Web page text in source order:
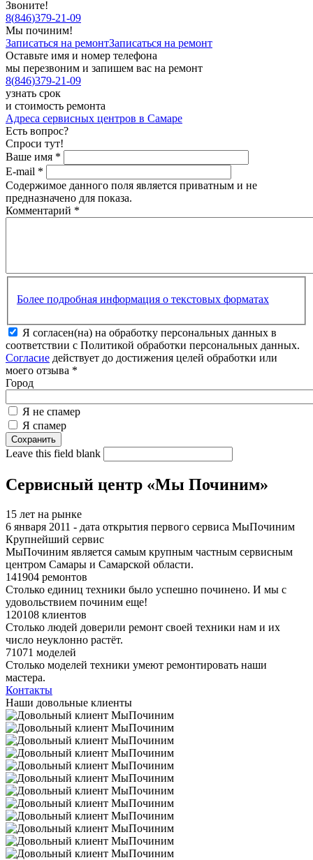
Звоните!
8(846)379-21-09
Мы починим!
Записаться на ремонтЗаписаться на ремонт
Оставьте имя и номер телефона
мы перезвоним и запишем вас на ремонт
8(846)379-21-09
узнать срок
и стоимость ремонта
Адреса сервисных центров в Самаре
Есть вопрос?
Спроси тут!
Ваше имя *
E-mail *
Содержимое данного поля является приватным и не
предназначено для показа.
Комментарий *
Более подробная информация о текстовых форматах
Я согласен(на) на обработку персональных данных в
соответствии с Политикой обработки персональных данных.
Согласие действует до достижения целей обработки или
моего отзыва *
Город
Я не спамер
Я спамер
Leave this field blank
Сервисный центр «Мы Починим»
15 лет на рынке
6 января 2011 - дата открытия первого сервиса МыПочиним
Крупнейший сервис
МыПочиним является самым крупным частным сервисным
центром Самары и Самарской области.
141904 ремонтов
Столько единиц техники было успешно починено. И мы с
удовольствием починим еще!
120108 клиентов
Столько людей доверили ремонт своей техники нам и их
число неуклонно растёт.
71071 моделей
Столько моделей техники умеют ремонтировать наши
мастера.
Контакты
Наши довольные клиенты